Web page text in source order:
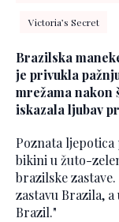
Victoria’s Secret
Brazilska
je privukla
mrežama
iskazala ljubav
Poznata ljepotica
bikini u žuto-
brazilske
zastavu Brazila,
Brazil."